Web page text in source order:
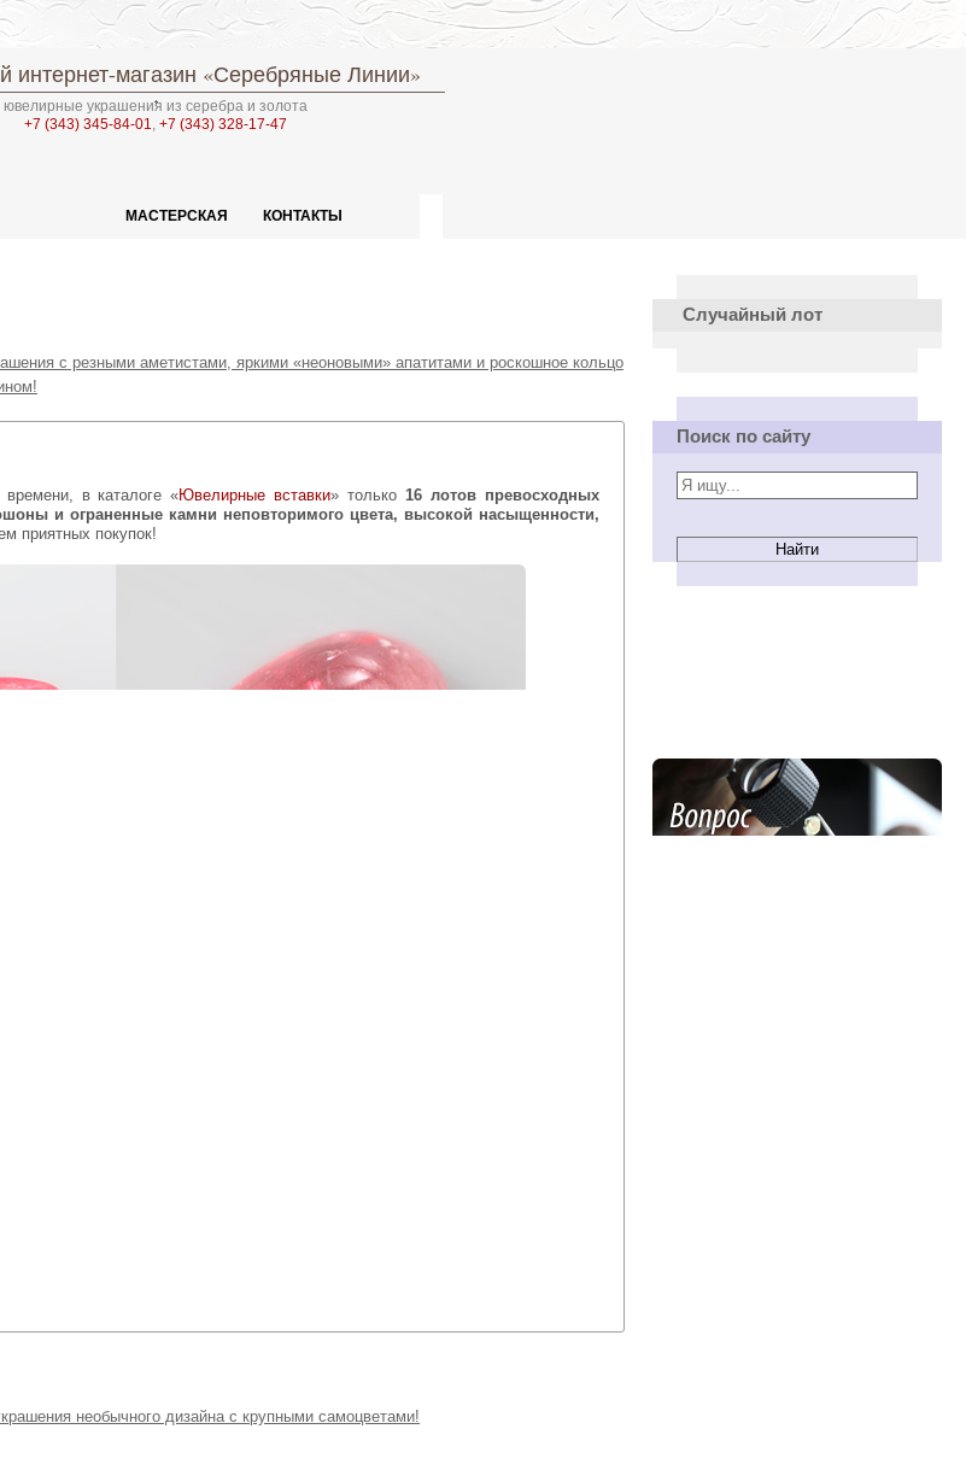
магазин «Серебряные Линии»
ювелирные украшения из серебра и золота
+7 (343) 345-84-01, +7 (343) 328-17-47
МАСТЕРСКАЯ КОНТАКТЫ
с резными аметистами, яркими «неоновыми» апатитами и роскошное кольцо
времени, в каталоге «Ювелирные вставки» только 16 лотов превосходных
и ограненные камни неповторимого цвета, высокой насыщенности,
приятных покупок!
необычного дизайна с крупными самоцветами!
Случайный лот
Поиск по сайту